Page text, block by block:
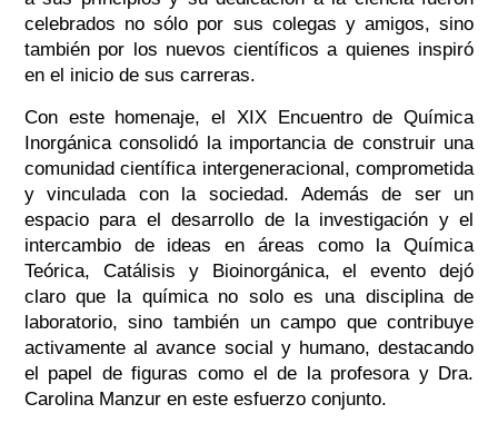
celebrados no sólo por sus colegas y amigos, sino
también por los nuevos científicos a quienes inspiró
en el inicio de sus carreras.
Con este homenaje, el XIX Encuentro de Química
Inorgánica consolidó la importancia de construir una
comunidad científica intergeneracional, comprometida
y vinculada con la sociedad. Además de ser un
espacio para el desarrollo de la investigación y el
intercambio de ideas en áreas como la Química
Teórica, Catálisis y Bioinorgánica, el evento dejó
claro que la química no solo es una disciplina de
laboratorio, sino también un campo que contribuye
activamente al avance social y humano, destacando
el papel de figuras como el de la profesora y Dra.
Carolina Manzur en este esfuerzo conjunto.